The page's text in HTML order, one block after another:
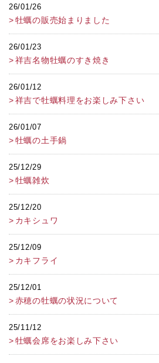
26/01/26
牡蠣の販売始まりました
26/01/23
祥吉名物牡蠣のすき焼き
26/01/12
祥吉で牡蠣料理をお楽しみ下さい
26/01/07
牡蠣の土手鍋
25/12/29
牡蠣雑炊
25/12/20
カキシュワ
25/12/09
カキフライ
25/12/01
赤穂の牡蠣の状況について
25/11/12
牡蠣会席をお楽しみ下さい